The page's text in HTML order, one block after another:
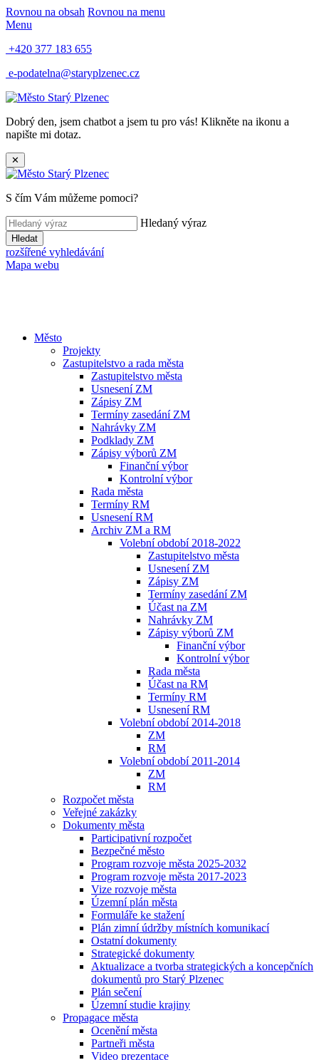
Rovnou na obsah Rovnou na menu
Menu
+420 377 183 655
e-podatelna@staryplzenec.cz
Dobrý den, jsem chatbot a jsem tu pro vás! Klikněte na ikonu a
napište mi dotaz.
✕
S čím Vám můžeme pomoci?
Hledaný výraz
Hledat
rozšířené vyhledávání
Mapa webu
Město
Projekty
Zastupitelstvo a rada města
Zastupitelstvo města
Usnesení ZM
Zápisy ZM
Termíny zasedání ZM
Nahrávky ZM
Podklady ZM
Zápisy výborů ZM
Finanční výbor
Kontrolní výbor
Rada města
Termíny RM
Usnesení RM
Archiv ZM a RM
Volební období 2018-2022
Zastupitelstvo města
Usnesení ZM
Zápisy ZM
Termíny zasedání ZM
Účast na ZM
Nahrávky ZM
Zápisy výborů ZM
Finanční výbor
Kontrolní výbor
Rada města
Účast na RM
Termíny RM
Usnesení RM
Volební období 2014-2018
ZM
RM
Volební období 2011-2014
ZM
RM
Rozpočet města
Veřejné zakázky
Dokumenty města
Participativní rozpočet
Bezpečné město
Program rozvoje města 2025-2032
Program rozvoje města 2017-2023
Vize rozvoje města
Územní plán města
Formuláře ke stažení
Plán zimní údržby místních komunikací
Ostatní dokumenty
Strategické dokumenty
Aktualizace a tvorba strategických a koncepčních
dokumentů pro Starý Plzenec
Plán sečení
Územní studie krajiny
Propagace města
Ocenění města
Partneři města
Video prezentace